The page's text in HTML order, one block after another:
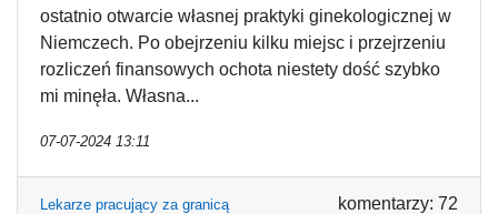
ostatnio otwarcie własnej praktyki ginekologicznej w
Niemczech. Po obejrzeniu kilku miejsc i przejrzeniu
rozliczeń finansowych ochota niestety dość szybko
mi minęła. Własna...
07-07-2024 13:11
Lekarze pracujący za granicą komentarzy: 72